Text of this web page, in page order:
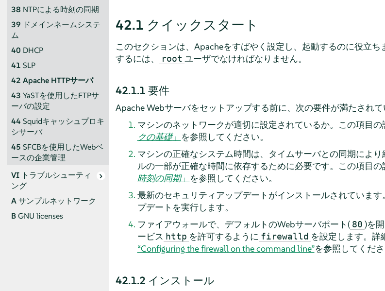
38 NTPによる時刻の同期
39 ドメインネームシステ
ム
40 DHCP
41 SLP
42 Apache HTTPサーバ
43 YaSTを使用したFTPサ
ーバの設定
44 Squidキャッシュプロキ
シサーバ
45 SFCBを使用したWebベ
ースの企業管理
VI トラブルシューティ
ング
Aサンプルネットワーク
BGNU licenses
42.1 クイックスタート
このセクションは、Apacheをすばやく設定し、起動するのに役立
するには、
root ユーザでなければなりません。
42.1.1 要件
Apache Webサーバをセットアップする前に、次の要件が満たされて
マシンのネットワークが適切に設定されているか。この項目の
クの基礎」 を参照してください。
マシンの正確なシステム時間は、タイムサーバとの同期によ
ルの一部が正確な時間に依存するために必要です。この項目の
時刻の同期」 を参照してください。
最新のセキュリティアップデートがインストールされています
プデートを実行します。
ファイアウォールで、デフォルトのWebサーバポート( 80 )を
ービス http を許可するように firewalld を設定します。詳
“Configuring the firewall on the command line”を参照してくださ
42.1.2 インストール